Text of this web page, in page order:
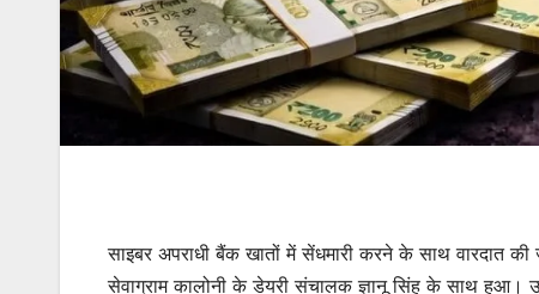
साइबर अपराधी बैंक खातों में सेंधमारी करने के साथ वारदात
सेवाग्राम कालोनी के डेयरी संचालक ज्ञानू सिंह के साथ